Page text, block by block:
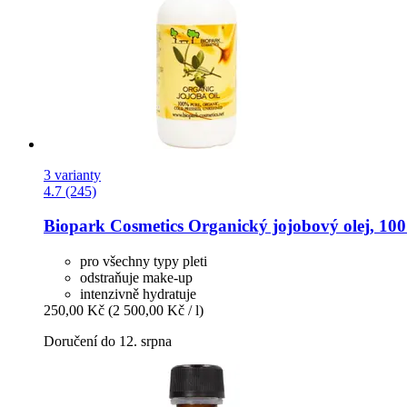
3 varianty
4.7 (245)
Biopark Cosmetics Organický jojobový olej,
pro všechny typy pleti
odstraňuje make-up
intenzivně hydratuje
250,00 Kč (2 500,00 Kč / l)
Doručení do 12. srpna